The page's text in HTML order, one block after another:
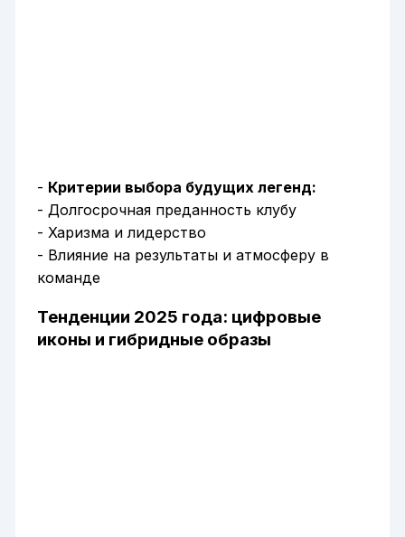
- Критерии выбора будущих легенд:
- Долгосрочная преданность клубу
- Харизма и лидерство
- Влияние на результаты и атмосферу в
команде
Тенденции 2025 года: цифровые
иконы и гибридные образы